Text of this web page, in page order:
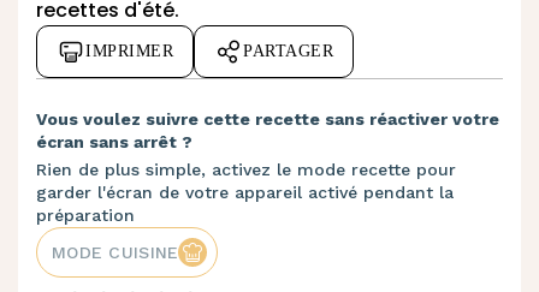
recettes d'été.
IMPRIMER PARTAGER
Vous voulez suivre cette recette sans réactiver votre
écran sans arrêt ?
Rien de plus simple, activez le mode recette pour
garder l'écran de votre appareil activé pendant la
préparation
MODE CUISINE